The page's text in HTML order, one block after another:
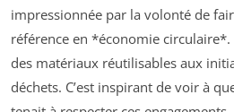
impressionnée par la volonté de
référence en *économie circulaire*.
des matériaux réutilisables aux
déchets. C’est inspirant de voir à